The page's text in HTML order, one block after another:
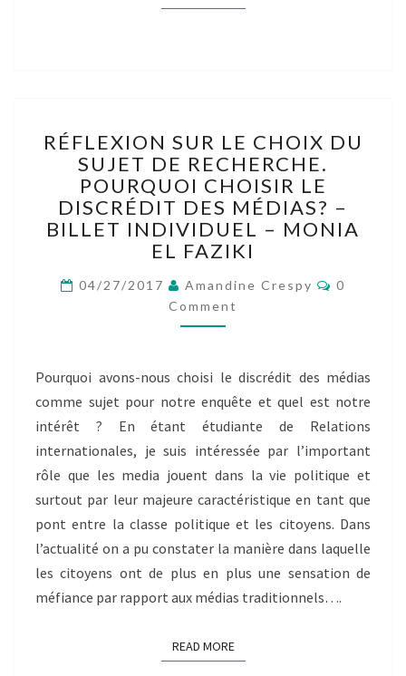
SUR
LE
CHOIX
DU
SUJET
DE
RECHERCHE.
POURQUOI
CHOISIR
LE
MÉDIAS?
–
BILLET
INDIVIDUEL
–
MONIA
EL
FAZIKI
RÉFLEXION SUR LE CHOIX DU
SUJET DE RECHERCHE.
POURQUOI CHOISIR LE
DISCRÉDIT DES MÉDIAS? –
BILLET INDIVIDUEL – MONIA
EL FAZIKI
04/27/2017 Amandine Crespy
0
Comment
Pourquoi avons-nous choisi le discrédit des médias
comme sujet pour notre enquête et quel est notre
intérêt ? En étant étudiante de Relations
internationales, je suis intéressée par l’important
rôle que les media jouent dans la vie politique et
surtout par leur majeure caractéristique en tant que
pont entre la classe politique et les citoyens. Dans
l’actualité on a pu constater la manière dans laquelle
les citoyens ont de plus en plus une sensation de
méfiance par rapport aux médias traditionnels….
READ MOREREAD MORE